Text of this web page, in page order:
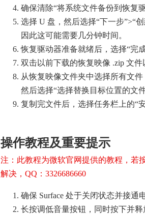
确保清除“将系统文件备份到恢复
选择 U 盘，然后选择“下一步”>“
因此这可能需要几分钟时间。
恢复驱动器准备就绪后，选择“完成
双击以前下载的恢复映像 .zip 文件
从恢复映像文件夹中选择所有文
然后选择“选择替换目标位置的文件
复制完文件后，选择任务栏上的“
操作教程及重要提示
注：此教程为微软官网提供的教程，若
解决，QQ：3326686660
确保 Surface 处于关闭状态并接通
长按调低音量按钮，同时按下并释